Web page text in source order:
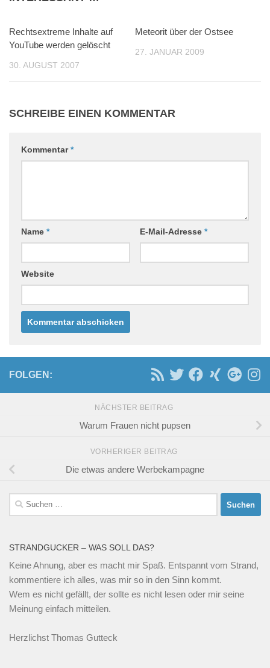
Rechtsextreme Inhalte auf
YouTube werden gelöscht
30. AUGUST 2007
Meteorit über der Ostsee
27. JANUAR 2009
SCHREIBE EINEN KOMMENTAR
Kommentar*
Name * E-Mail-Adresse *
Website
FOLGEN:
NÄCHSTER BEITRAG
Warum Frauen nicht pupsen
VORHERIGER BEITRAG
Die etwas andere Werbekampagne
Suchen
nach:
STRANDGUCKER – WAS SOLL DAS?
Keine Ahnung, aber es macht mir Spaß. Entspannt vom Strand,
kommentiere ich alles, was mir so in den Sinn kommt.
Wem es nicht gefällt, der sollte es nicht lesen oder mir seine
Meinung einfach mitteilen.
Herzlichst Thomas Gutteck